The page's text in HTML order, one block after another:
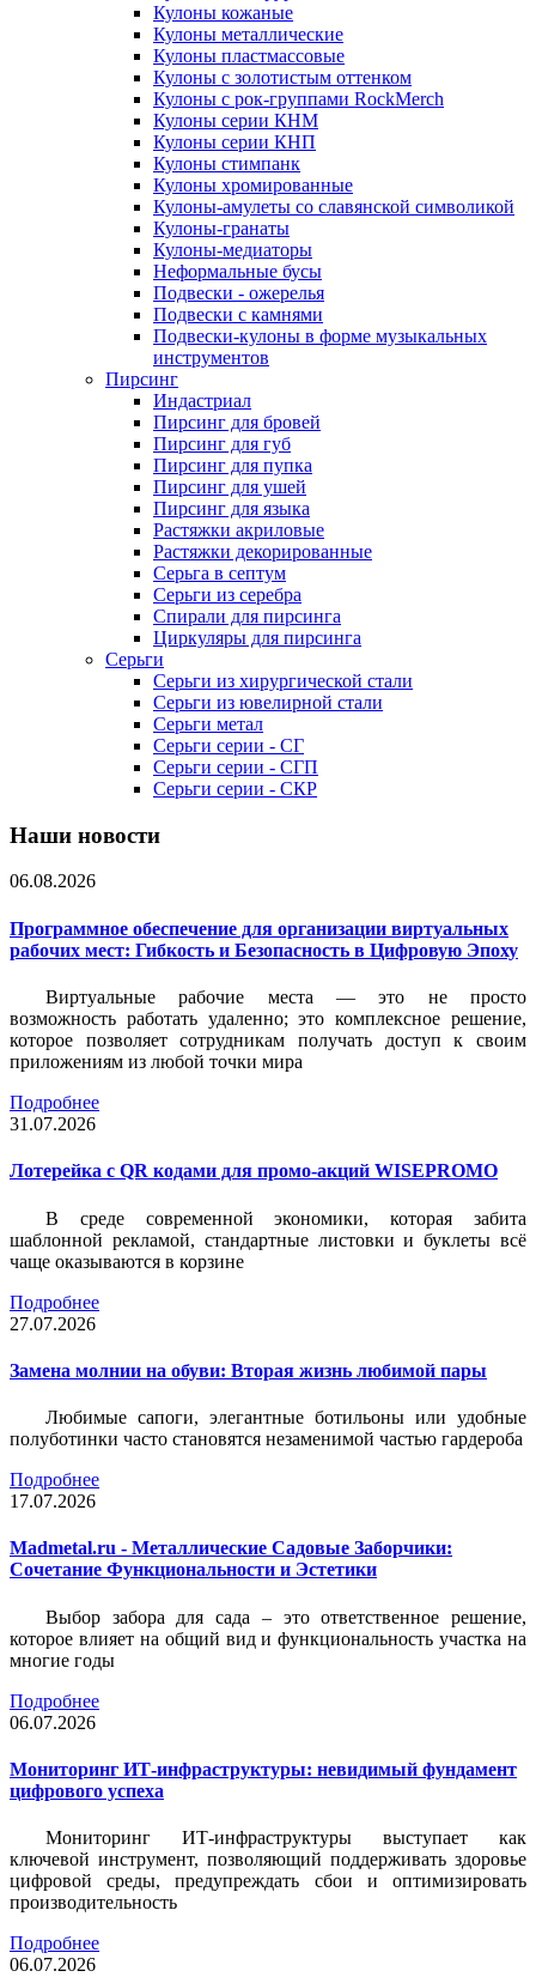
Кулоны кожаные
Кулоны металлические
Кулоны пластмассовые
Кулоны с золотистым оттенком
Кулоны с рок-группами RockMerch
Кулоны серии КНМ
Кулоны серии КНП
Кулоны стимпанк
Кулоны хромированные
Кулоны-амулеты со славянской символикой
Кулоны-гранаты
Кулоны-медиаторы
Неформальные бусы
Подвески - ожерелья
Подвески с камнями
Подвески-кулоны в форме музыкальных
инструментов
Пирсинг
Индастриал
Пирсинг для бровей
Пирсинг для губ
Пирсинг для пупка
Пирсинг для ушей
Пирсинг для языка
Растяжки акриловые
Растяжки декорированные
Серьга в септум
Серьги из серебра
Спирали для пирсинга
Циркуляры для пирсинга
Серьги
Серьги из хирургической стали
Серьги из ювелирной стали
Серьги метал
Серьги серии - СГ
Серьги серии - СГП
Серьги серии - СКР
Наши новости
06.08.2026
Программное обеспечение для организации виртуальных
рабочих мест: Гибкость и Безопасность в Цифровую Эпоху
Виртуальные рабочие места — это не просто
возможность работать удаленно; это комплексное решение,
которое позволяет сотрудникам получать доступ к своим
приложениям из любой точки мира
Подробнее
31.07.2026
Лотерейка c QR кодами для промо-акций WISEPROMO
В среде современной экономики, которая забита
шаблонной рекламой, стандартные листовки и буклеты всё
чаще оказываются в корзине
Подробнее
27.07.2026
Замена молнии на обуви: Вторая жизнь любимой пары
Любимые сапоги, элегантные ботильоны или удобные
полуботинки часто становятся незаменимой частью гардероба
Подробнее
17.07.2026
Madmetal.ru - Металлические Садовые Заборчики:
Сочетание Функциональности и Эстетики
Выбор забора для сада – это ответственное решение,
которое влияет на общий вид и функциональность участка на
многие годы
Подробнее
06.07.2026
Мониторинг ИТ-инфраструктуры: невидимый фундамент
цифрового успеха
Мониторинг ИТ-инфраструктуры выступает как
ключевой инструмент, позволяющий поддерживать здоровье
цифровой среды, предупреждать сбои и оптимизировать
производительность
Подробнее
06.07.2026